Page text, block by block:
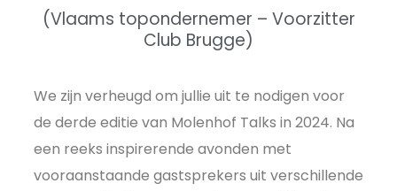
(Vlaams topondernemer – Voorzitter
Club Brugge)
We zijn verheugd om jullie uit te nodigen voor
de derde editie van Molenhof Talks in 2024. Na
een reeks inspirerende avonden met
vooraanstaande gastsprekers uit verschillende